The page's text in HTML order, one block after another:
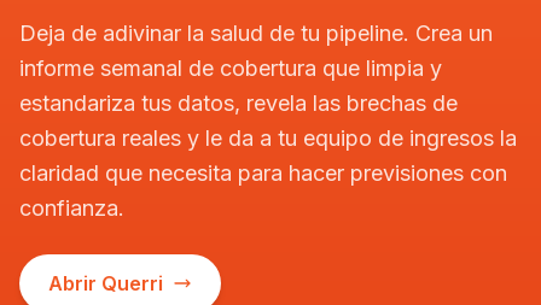
Deja de adivinar la salud de tu pipeline. Crea un
informe semanal de cobertura que limpia y
estandariza tus datos, revela las brechas de
cobertura reales y le da a tu equipo de ingresos la
claridad que necesita para hacer previsiones con
confianza.
Abrir Querri